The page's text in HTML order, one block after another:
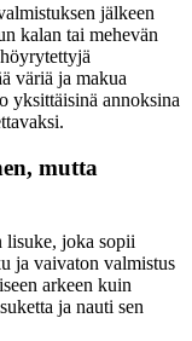
jälkeen
kalan tai mehevän
väriä ja makua
yksittäisinä annoksina
mutta
lisuke, joka sopii
ja vaivaton valmistus
arkeen kuin
ja nauti sen